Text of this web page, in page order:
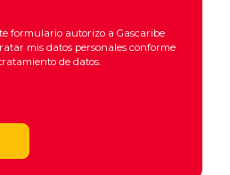
formulario autorizo a Gascaribe
mis datos personales conforme
de datos.